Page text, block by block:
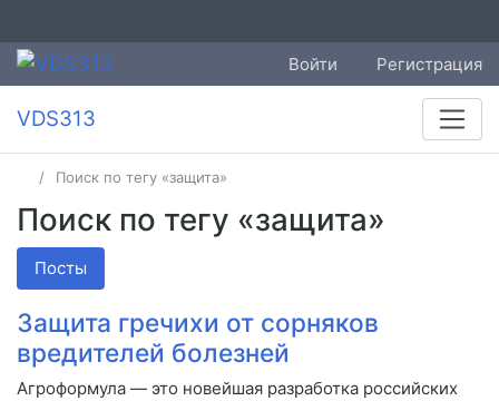
Войти Регистрация
VDS313
Поиск по тегу «защита»
Поиск по тегу «защита»
Посты
Защита гречихи от сорняков
вредителей болезней
Агроформула — это новейшая разработка российских